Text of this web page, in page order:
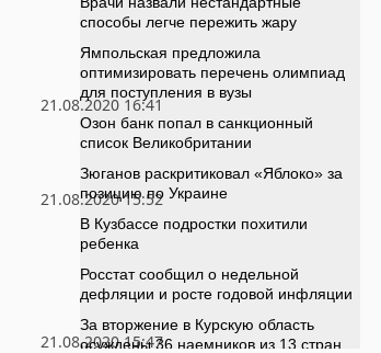
21.08.2020 16:41
21.08.2020 15:52
21.08.2020 15:47